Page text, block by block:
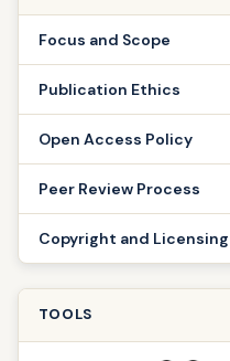
Focus and Scope
Publication Ethics
Open Access Policy
Peer Review Process
Copyright and Licensing
TOOLS